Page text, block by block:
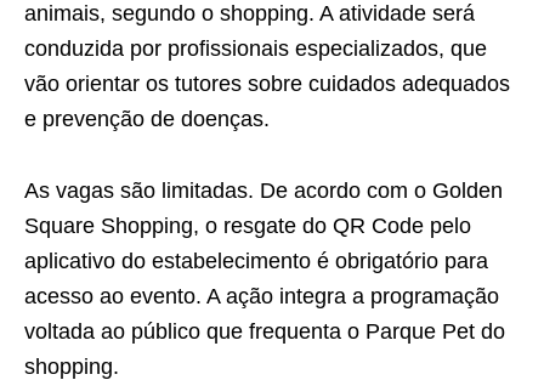
animais, segundo o shopping. A atividade será
conduzida por profissionais especializados, que
vão orientar os tutores sobre cuidados adequados
e prevenção de doenças.
As vagas são limitadas. De acordo com o Golden
Square Shopping, o resgate do QR Code pelo
aplicativo do estabelecimento é obrigatório para
acesso ao evento. A ação integra a programação
voltada ao público que frequenta o Parque Pet do
shopping.